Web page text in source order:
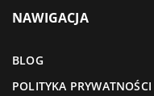
NAWIGACJA
BLOG
POLITYKA PRYWATNOŚCI